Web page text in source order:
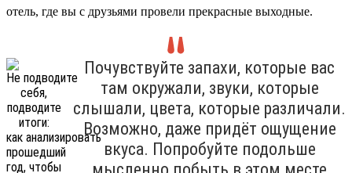
отель, где вы с друзьями провели прекрасные выходные.
Почувствуйте запахи, которые вас
там окружали, звуки, которые
слышали, цвета, которые различали.
Возможно, даже придёт ощущение
вкуса. Попробуйте подольше